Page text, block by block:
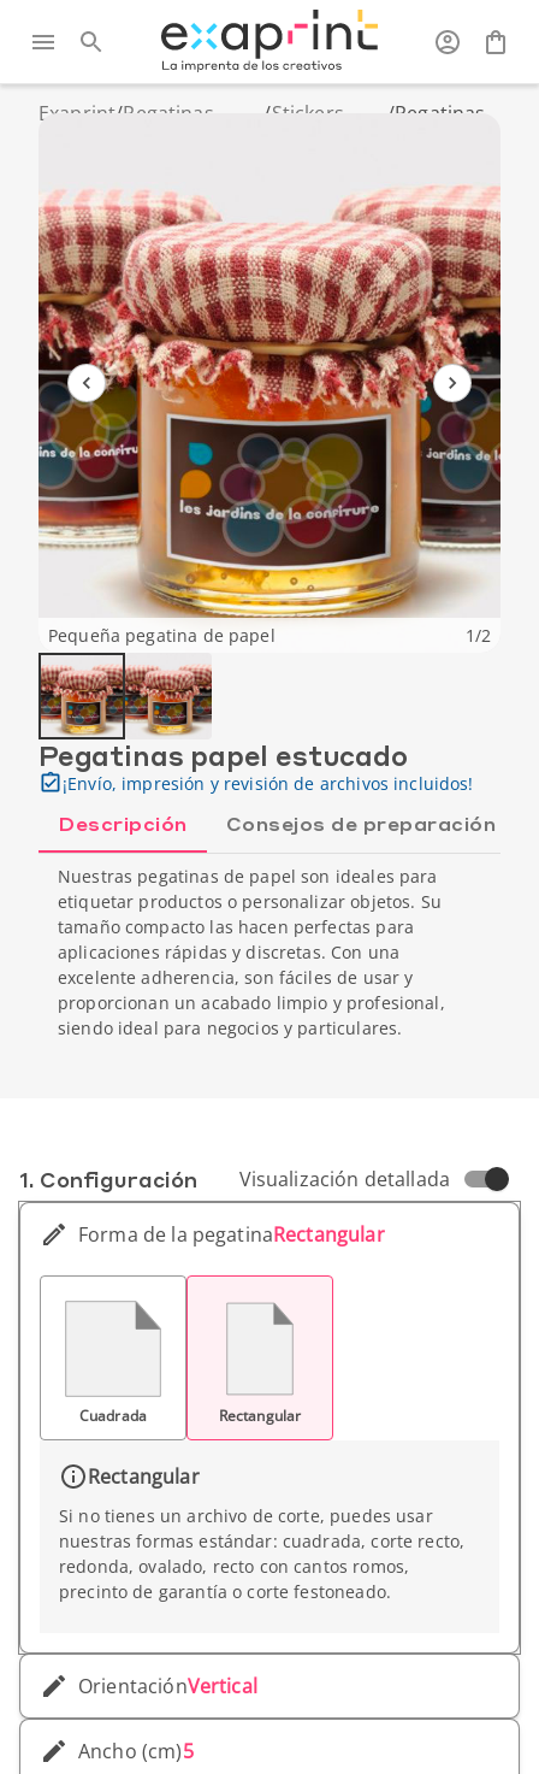
Exaprint/Pegatinas
/Stickers
/Pegatinas
Pequeña pegatina de papel 1/2
Pegatinas papel estucado
¡Envío, impresión y revisión de archivos incluidos!
Descripción Consejos de preparación
Nuestras pegatinas de papel son ideales para
etiquetar productos o personalizar objetos. Su
tamaño compacto las hacen perfectas para
aplicaciones rápidas y discretas. Con una
excelente adherencia, son fáciles de usar y
proporcionan un acabado limpio y profesional,
siendo ideal para negocios y particulares.
1. Conf­iguración Visualización detallada
Forma de la pegatinaRectangular
Cuadrada Rectangular
Rectangular
Si no tienes un archivo de corte, puedes usar
nuestras formas estándar: cuadrada, corte recto,
redonda, ovalado, recto con cantos romos,
precinto de garantía o corte festoneado.
OrientaciónVertical
Ancho (cm)5